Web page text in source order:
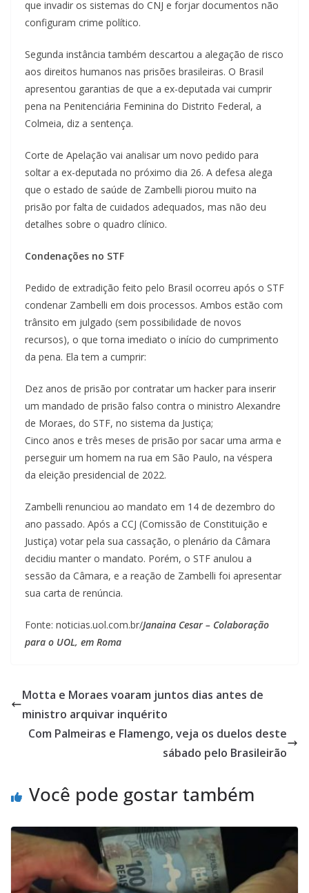
que invadir os sistemas do CNJ e forjar documentos não
configuram crime político.
Segunda instância também descartou a alegação de risco
aos direitos humanos nas prisões brasileiras. O Brasil
apresentou garantias de que a ex-deputada vai cumprir
pena na Penitenciária Feminina do Distrito Federal, a
Colmeia, diz a sentença.
Corte de Apelação vai analisar um novo pedido para
soltar a ex-deputada no próximo dia 26. A defesa alega
que o estado de saúde de Zambelli piorou muito na
prisão por falta de cuidados adequados, mas não deu
detalhes sobre o quadro clínico.
Condenações no STF
Pedido de extradição feito pelo Brasil ocorreu após o STF
condenar Zambelli em dois processos. Ambos estão com
trânsito em julgado (sem possibilidade de novos
recursos), o que torna imediato o início do cumprimento
da pena. Ela tem a cumprir:
Dez anos de prisão por contratar um hacker para inserir
um mandado de prisão falso contra o ministro Alexandre
de Moraes, do STF, no sistema da Justiça;
Cinco anos e três meses de prisão por sacar uma arma e
perseguir um homem na rua em São Paulo, na véspera
da eleição presidencial de 2022.
Zambelli renunciou ao mandato em 14 de dezembro do
ano passado. Após a CCJ (Comissão de Constituição e
Justiça) votar pela sua cassação, o plenário da Câmara
decidiu manter o mandato. Porém, o STF anulou a
sessão da Câmara, e a reação de Zambelli foi apresentar
sua carta de renúncia.
Fonte: noticias.uol.com.br/Janaina Cesar – Colaboração
para o UOL, em Roma
Motta e Moraes voaram juntos dias antes de
ministro arquivar inquérito
Com Palmeiras e Flamengo, veja os duelos deste
sábado pelo Brasileirão
Você pode gostar também